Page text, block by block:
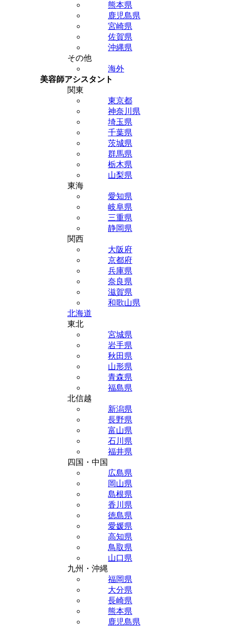
熊本県
鹿児島県
宮崎県
佐賀県
沖縄県
その他
海外
美容師アシスタント
関東
東京都
神奈川県
埼玉県
千葉県
茨城県
群馬県
栃木県
山梨県
東海
愛知県
岐阜県
三重県
静岡県
関西
大阪府
京都府
兵庫県
奈良県
滋賀県
和歌山県
北海道
東北
宮城県
岩手県
秋田県
山形県
青森県
福島県
北信越
新潟県
長野県
富山県
石川県
福井県
四国・中国
広島県
岡山県
島根県
香川県
徳島県
愛媛県
高知県
鳥取県
山口県
九州・沖縄
福岡県
大分県
長崎県
熊本県
鹿児島県